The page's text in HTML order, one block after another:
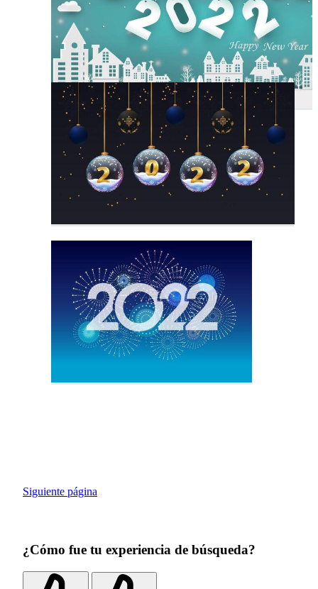
Siguiente página
¿Cómo fue tu experiencia de búsqueda?